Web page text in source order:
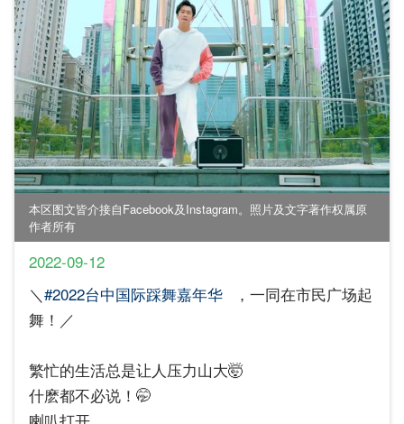
本区图文皆介接自Facebook及Instagram。照片及文字著作权属原
作者所有
2022-09-12
＼#2022台中国际踩舞嘉年华
，一同在市民广场起
舞！／
繁忙的生活总是让人压力山大🤯
什麽都不必说！🤭